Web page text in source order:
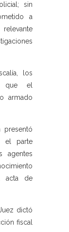
sin
a
los
que el
armado
presentó
el parte
agentes
acta de
dictó
fiscal